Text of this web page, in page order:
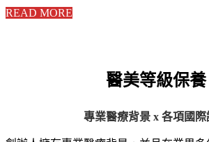
READ MORE
醫美等級保養
專業醫療背景 x 各項國際